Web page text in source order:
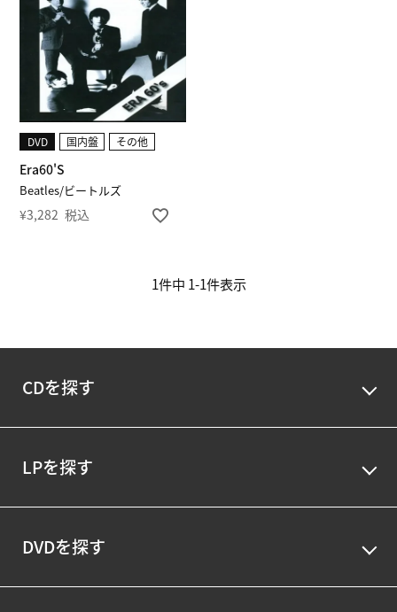
Beatles/ビートルズ
Era60'S
DVD 国内盤 その他
¥3,282 税込
1件中 1-1件表示
CDを探す
LPを探す
DVDを探す